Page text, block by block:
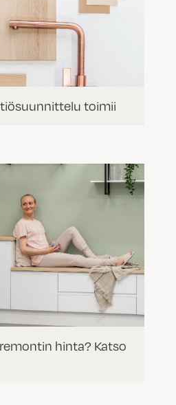
toimii
hinta? Katso